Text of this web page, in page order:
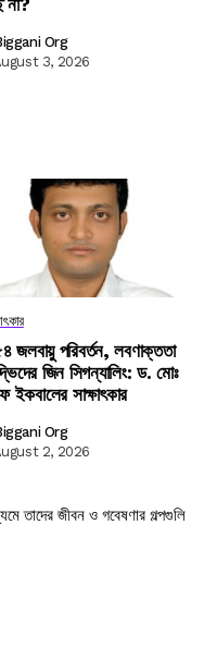
Org
3, 2026
জলবায়ু পরিবর্তন, লবণাক্ততা
জিন সিগন্যালিং: ড. মোঃ
ইকবালের সাক্ষাৎকার
Org
2, 2026
তাদের জীবন ও গবেষণার গল্পগুলি